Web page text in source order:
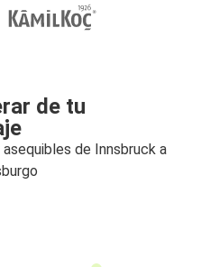
de tu
de Innsbruck a